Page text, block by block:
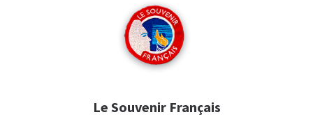
Le Souvenir Français